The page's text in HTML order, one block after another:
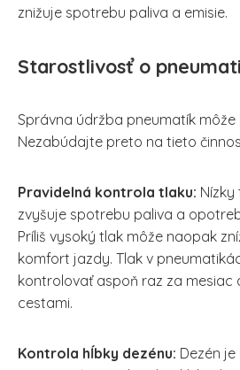
znižuje spotrebu paliva a emisie.
Starostlivosť o
Správna údržba pneumatík môže
Nezabúdajte preto na tieto
Pravidelná kontrola tlaku:
zvyšuje spotrebu paliva a
Príliš vysoký tlak môže naopak
komfort jazdy. Tlak v
kontrolovať aspoň raz za mesiac
cestami.
Kontrola hĺbky dezénu: Dezén